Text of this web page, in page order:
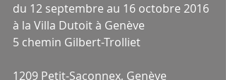
du 12 septembre au 16 octobre 2016
à la Villa Dutoit à Genève
5 chemin Gilbert-Trolliet
1209 Petit-Saconnex, Genève